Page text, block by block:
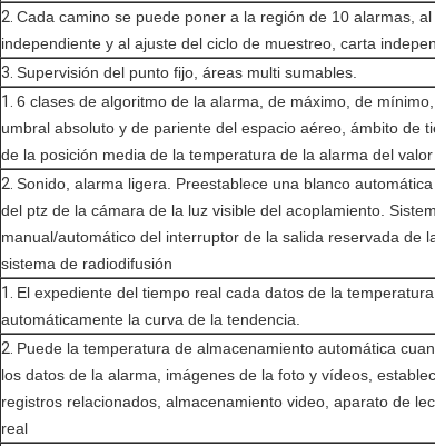
2. Cada camino se puede poner a la región de 10 alarmas,
independiente y al ajuste del ciclo de muestreo, carta
3. Supervisión del punto fijo, áreas multi sumables.
1. 6 clases de algoritmo de la alarma, de máximo, de
umbral absoluto y de pariente del espacio aéreo, ámbito de
de la posición media de la temperatura de la alarma del
2. Sonido, alarma ligera. Preestablece una blanco
del ptz de la cámara de la luz visible del acoplamiento.
manual/automático del interruptor de la salida reservada de
sistema de radiodifusión
1. El expediente del tiempo real cada datos de la
automáticamente la curva de la tendencia.
2. Puede la temperatura de almacenamiento automática
los datos de la alarma, imágenes de la foto y vídeos,
registros relacionados, almacenamiento video, aparato de
real